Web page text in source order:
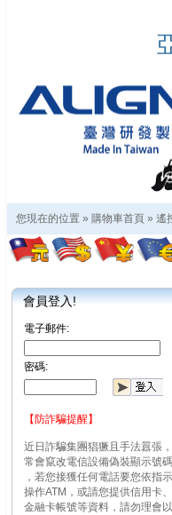
您現在的位置 » 購物車首頁 » 遙
會員登入!
電子郵件:
密碼:
【防詐騙提醒】
近日詐騙集團猖獗且手法囂張，
常會竄改電信設備偽裝顯示號碼
，若您接獲任何電話要您依指示
操作ATM，或請您提供信用卡、
金融卡帳號等資料，請勿理會以